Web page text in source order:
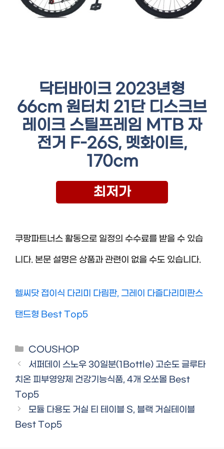
닥터바이크 2023년형
66cm 원터치 21단 디스크브
레이크 스틸프레임 MTB 자
전거 F-26S, 멧화이트,
170cm
최저가
쿠팡파트너스 활동으로 일정의 수수료를 받을 수 있습
니다. 본문 설명은 상품과 관련이 없을 수도 있습니다.
헬씨닷 접이식 다리미 다림판, 그레이 다즐다리미판스
탠드형 Best Top5
Categories
COUSHOP
서퍼데이 스노우 30일분(1Bottle) 고순도 글루타
치온 피부영양제 건강기능식품, 4개 오쏘몰 Best
Top5
모듈 다용도 거실 티 테이블 S, 블랙 거실테이블
Best Top5